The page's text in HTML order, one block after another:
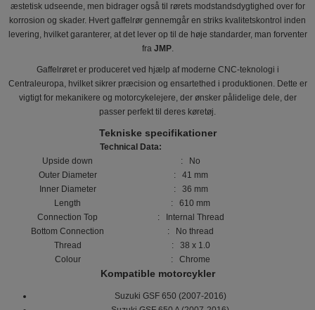
æstetisk udseende, men bidrager også til rørets modstandsdygtighed over for
korrosion og skader. Hvert gaffelrør gennemgår en striks kvalitetskontrol inden
levering, hvilket garanterer, at det lever op til de høje standarder, man forventer
fra JMP.
Gaffelrøret er produceret ved hjælp af moderne CNC-teknologi i
Centraleuropa, hvilket sikrer præcision og ensartethed i produktionen. Dette er
vigtigt for mekanikere og motorcykelejere, der ønsker pålidelige dele, der
passer perfekt til deres køretøj.
Tekniske specifikationer
Technical Data:
Upside down
: No
Outer Diameter
: 41 mm
Inner Diameter
: 36 mm
Length
: 610 mm
Connection Top
: Internal Thread
Bottom Connection
: No thread
Thread
: 38 x 1.0
Colour
: Chrome
Kompatible motorcykler
Suzuki GSF 650 (2007-2016)